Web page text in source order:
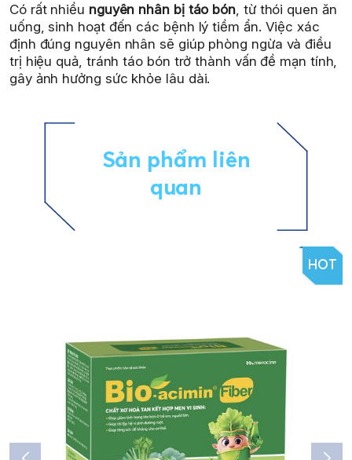
Có rất nhiều nguyên nhân bị táo bón , từ thói quen ăn
uống, sinh hoạt đến các bệnh lý tiềm ẩn. Việc xác
định đúng nguyên nhân sẽ giúp phòng ngừa và điều
trị hiệu quả, tránh táo bón trở thành vấn đề mạn tính,
gây ảnh hưởng sức khỏe lâu dài.
Sản phẩm liên
quan
HOT